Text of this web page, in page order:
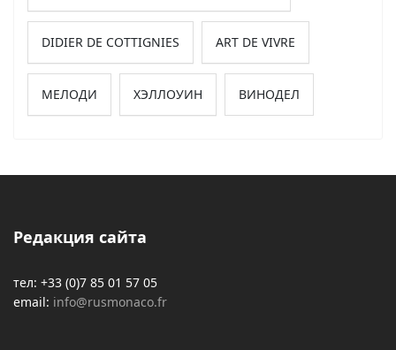
DIDIER DE COTTIGNIES ART DE VIVRE
МЕЛОДИ ХЭЛЛОУИН ВИНОДЕЛ
Редакция сайта
тел: +33 (0)7 85 01 57 05
email: info@rusmonaco.fr